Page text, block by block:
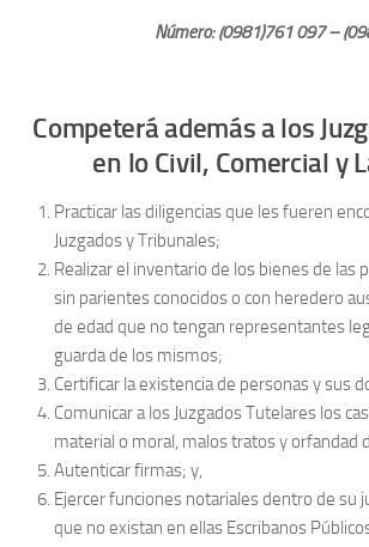
Número: (0981)761 097 –
Competerá además a los
en lo Civil, Comercial y
Practicar las diligencias que les fueren
Juzgados y Tribunales;
Realizar el inventario de los bienes de las
sin parientes conocidos o con heredero
de edad que no tengan representantes
guarda de los mismos;
Certificar la existencia de personas y sus
Comunicar a los Juzgados Tutelares los
material o moral, malos tratos y orfandad
Autenticar firmas; y,
Ejercer funciones notariales dentro de su
que no existan en ellas Escribanos